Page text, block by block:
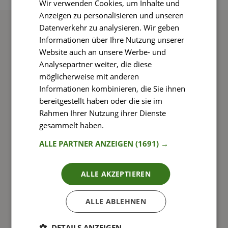
Ernährungsweisen wählen
Wir verwenden Cookies, um Inhalte und
Anzeigen zu personalisieren und unseren
Datenverkehr zu analysieren. Wir geben
Informationen über Ihre Nutzung unserer
Website auch an unsere Werbe- und
Analysepartner weiter, die diese
möglicherweise mit anderen
Informationen kombinieren, die Sie ihnen
bereitgestellt haben oder die sie im
Rahmen Ihrer Nutzung ihrer Dienste
gesammelt haben.
ALLE PARTNER ANZEIGEN(1691) →
ALLE AKZEPTIEREN
ALLE ABLEHNEN